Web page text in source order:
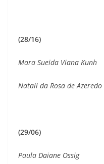
(28/16)
Mara Sueida Viana Kunh
Natali da Rosa de Azeredo
(29/06)
Paula Daiane Ossig